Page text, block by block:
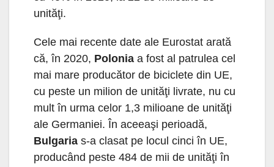
unităţi.
Cele mai re­cente date ale Eurostat arată
că, în 2020, Polonia a fost al patrulea cel
mai mare producător de biciclete din UE,
cu peste un milion de unităţi li­vrate, nu cu
mult în urma celor 1,3 mi­lioane de unităţi
ale Germaniei. În aceeaşi perioadă,
Bulgaria s-a clasat pe locul cinci în UE,
producând peste 484 de mii de unităţi în